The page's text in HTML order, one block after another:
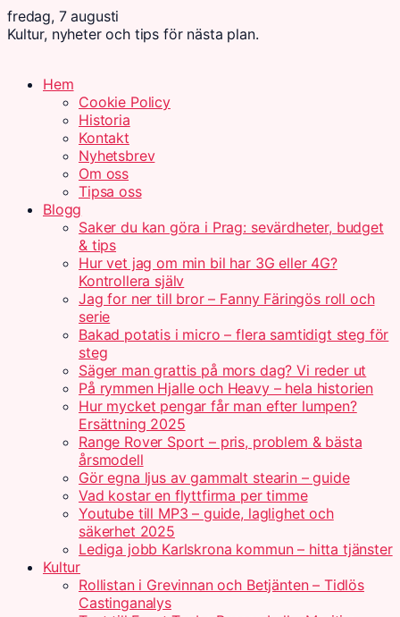
fredag, 7 augusti
Kultur, nyheter och tips för nästa plan.
Hem
Cookie Policy
Historia
Kontakt
Nyhetsbrev
Om oss
Tipsa oss
Blogg
Saker du kan göra i Prag: sevärdheter, budget
& tips
Hur vet jag om min bil har 3G eller 4G?
Kontrollera själv
Jag for ner till bror – Fanny Färingös roll och
serie
Bakad potatis i micro – flera samtidigt steg för
steg
Säger man grattis på mors dag? Vi reder ut
På rymmen Hjalle och Heavy – hela historien
Hur mycket pengar får man efter lumpen?
Ersättning 2025
Range Rover Sport – pris, problem & bästa
årsmodell
Gör egna ljus av gammalt stearin – guide
Vad kostar en flyttfirma per timme
Youtube till MP3 – guide, laglighet och
säkerhet 2025
Lediga jobb Karlskrona kommun – hitta tjänster
Kultur
Rollistan i Grevinnan och Betjänten – Tidlös
Castinganalys